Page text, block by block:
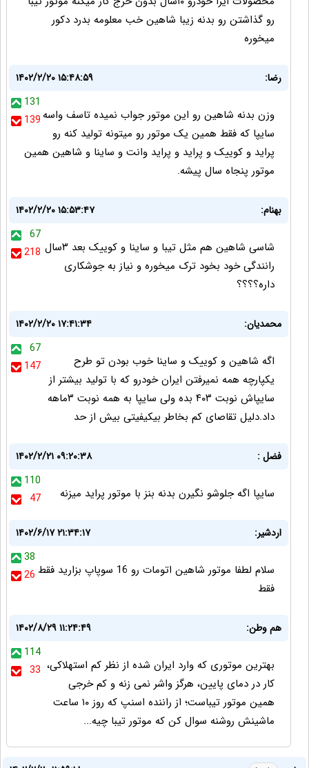
رو گذاشتن رو بدنه زیبا شاهین خب معلومه بدرد دکور
میخوره
رضا:
۱۴۰۲/۲/۲۰ ۱۵:۴۸:۵۹
131
139وزن بدنه شاهین رو این موتور جواب نمیده تاسف واسه
سایپا که فقط همین یک موتور رو میتونه تولید کنه رو
پراید و کوییک و پراید و پراید وانت و ساینا و شاهین همین
موتور پنجاه سال پیشه.
بهنام:
۱۴۰۲/۲/۲۰ ۱۵:۵۳:۴۷
67
218 شاسی شاهین هم مثل تیبا و ساینا و کوییک بعد ۳سال
رانندگی خود بخود ترک میخوره و نیاز به جوشکاری
داره؟؟؟؟
محمدیان:
۱۴۰۲/۲/۲۰ ۱۷:۴۱:۳۴
67
147
اگه شاهین و کوییک و ساینا خوب بودن تو طرح
یکپارچه همه نمیرفتن ایران خودرو که با تولید بیشتر از
سایپاش نوبت ۴۰۳ بده ولی سایپا به همه نوبت ۳ماهه
داد.دلیل تقاصای کم بخاطر بیکیفیتی بیش از حد
فضل :
۱۴۰۲/۲/۲۱ ۰۹:۲۰:۳۸
110
47
سایپا اگه جلوشو نگیرن بدنه بنز با موتور پراید میزنه
اردشیر:
۱۴۰۲/۶/۱۷ ۲۱:۳۴:۱۷
38
26 سلام لطفا موتور شاهین اتومات رو 16 سوپاپ بزارید فقط
فقط
هم وطن:
۱۴۰۲/۸/۲۹ ۱۱:۲۴:۴۹
114
33 بهترین موتوری که وارد ایران شده از نظر کم استهلاکی،
کار در دمای پایین، هرگز واشر نمی زنه و کم خرجی
همین موتور تیباست؛ از راننده اسنپ که روز ۱۰ ساعت
ماشینش روشنه سوال کن که موتور تیبا چیه...